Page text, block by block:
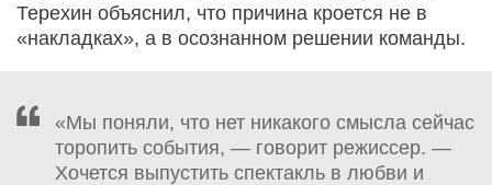
Терехин объяснил, что причина кроется не в
«накладках», а в осознанном решении команды.
«Мы поняли, что нет никакого смысла сейчас
торопить события, — говорит режиссер. —
Хочется выпустить спектакль в любви и